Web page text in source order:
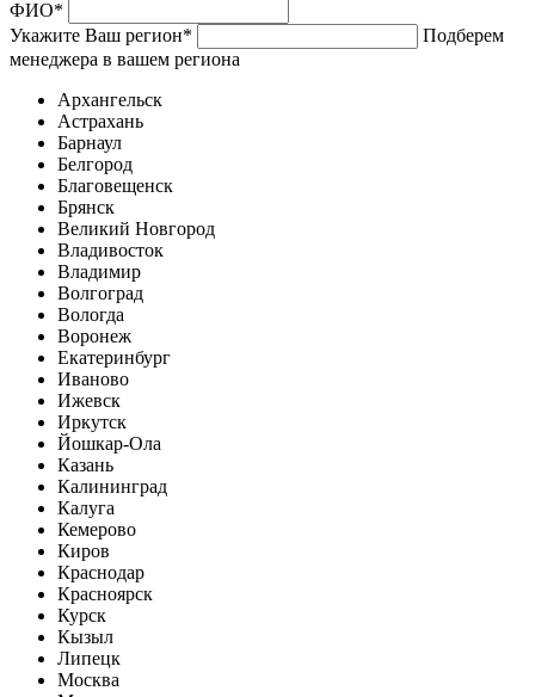
ФИО*
Укажите Ваш регион*
Подберем
менеджера в вашем региона
Архангельск
Астрахань
Барнаул
Белгород
Благовещенск
Брянск
Великий Новгород
Владивосток
Владимир
Волгоград
Вологда
Воронеж
Екатеринбург
Иваново
Ижевск
Иркутск
Йошкар-Ола
Казань
Калининград
Калуга
Кемерово
Киров
Краснодар
Красноярск
Курск
Кызыл
Липецк
Москва